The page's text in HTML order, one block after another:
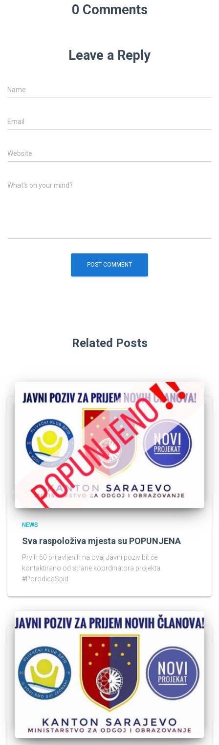
0 Comments
Leave a Reply
Name
Email
Website
What's on your mind?
Related Posts
NEWS
Sva raspoloživa mjesta su POPUNJENA
Prvih 60 prijavljenih na ovaj Javni poziv bit će
kontaktirano od strane koordinatora projekta.
#PorodicaSpid